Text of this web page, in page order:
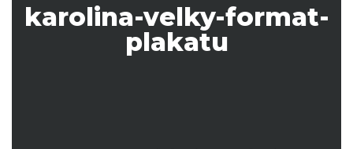
karolina-velky-format-
plakatu